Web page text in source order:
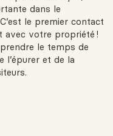
dans le
le premier contact
avec votre propriété !
le temps de
l’épurer et de la